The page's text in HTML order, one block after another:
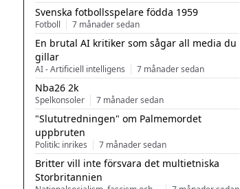
Svenska fotbollsspelare födda 1959
Fotboll 7 månader sedan
En brutal AI kritiker som sågar all media du
gillar
AI - Artificiell intelligens 7 månader sedan
Nba26 2k
Spelkonsoler 7 månader sedan
"Slututredningen" om Palmemordet
uppbruten
Politik: inrikes 7 månader sedan
Britter vill inte försvara det multietniska
Storbritannien